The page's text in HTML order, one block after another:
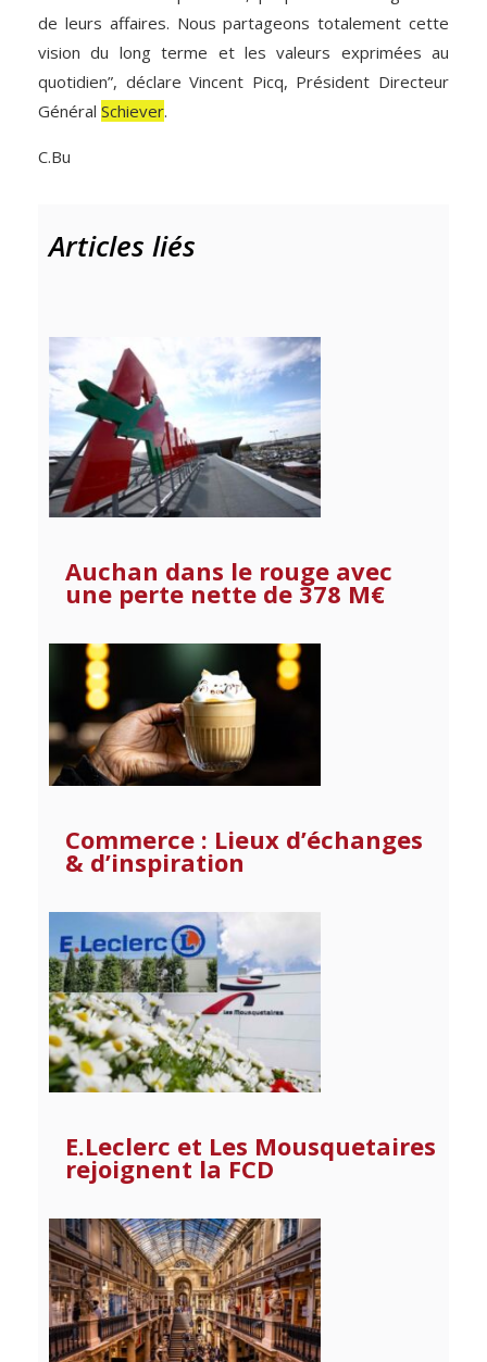
de leurs affaires. Nous partageons totalement cette
vision du long terme et les valeurs exprimées au
quotidien”, déclare Vincent Picq, Président Directeur
Général Schiever.
C.Bu
Articles liés
Auchan dans le rouge avec
une perte nette de 378 M€
Commerce : Lieux d’échanges
& d’inspiration
E.Leclerc et Les Mousquetaires
rejoignent la FCD